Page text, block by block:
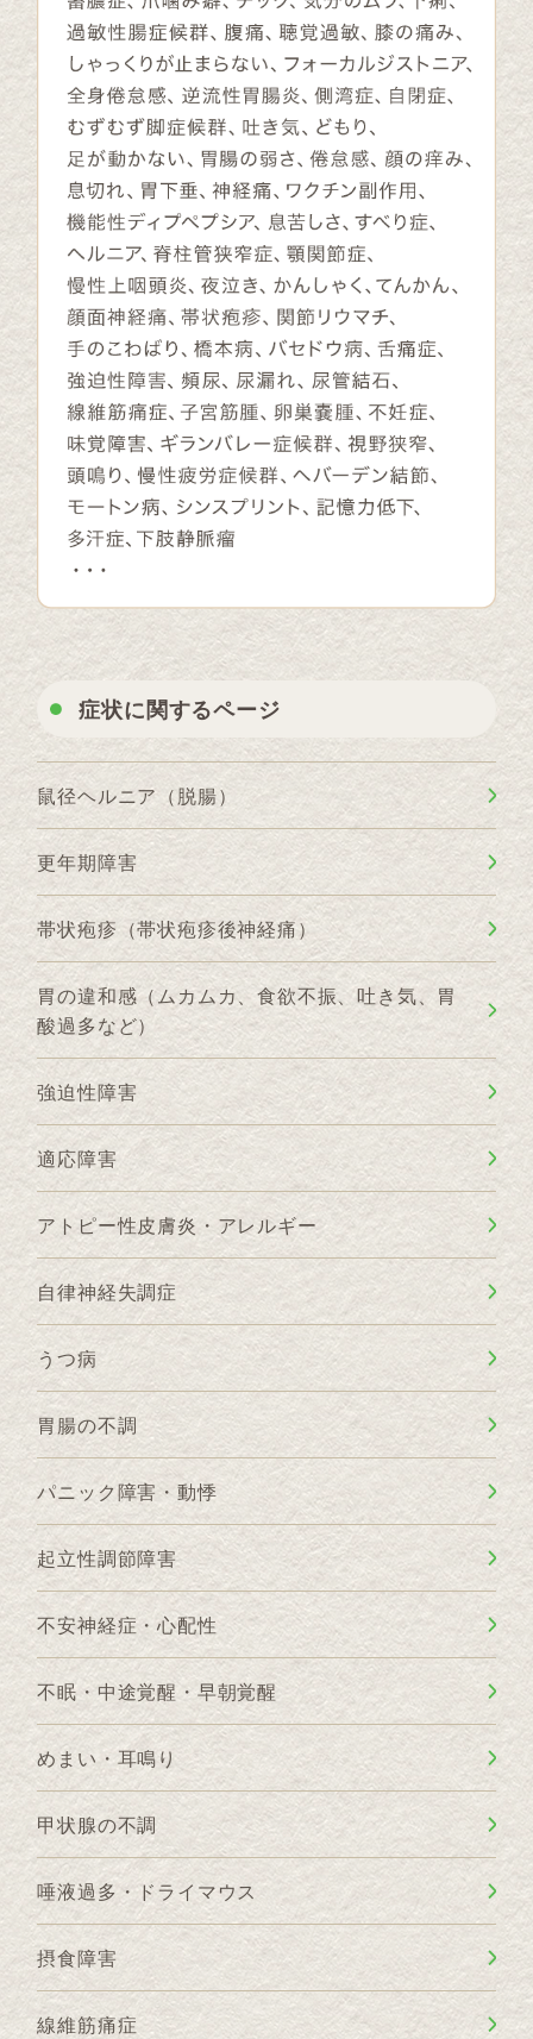
症状に関するページ
鼠径ヘルニア（脱腸）
更年期障害
帯状疱疹（帯状疱疹後神経痛）
胃の違和感（ムカムカ、食欲不振、吐き気、胃
酸過多など）
強迫性障害
適応障害
アトピー性皮膚炎・アレルギー
自律神経失調症
うつ病
胃腸の不調
パニック障害・動悸
起立性調節障害
不安神経症・心配性
不眠・中途覚醒・早朝覚醒
めまい・耳鳴り
甲状腺の不調
唾液過多・ドライマウス
摂食障害
線維筋痛症